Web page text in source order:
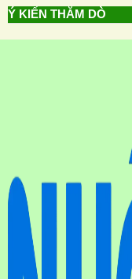
Ý KIẾN THĂM DÒ